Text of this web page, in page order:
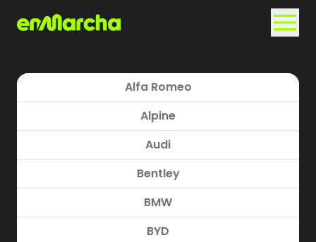
Alfa Romeo
Alpine
Audi
Bentley
BMW
BYD